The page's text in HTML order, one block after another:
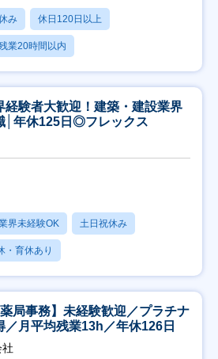
み 休日120日以上
業20時間以内
経験者大歓迎！建築・建設業界
│年休125日◎フレックス
界未経験OK 土日祝休み
・育休あり
局事務】未経験歓迎／プラチナ
／月平均残業13h／年休126日